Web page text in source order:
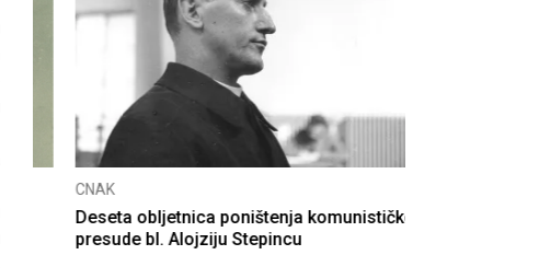
Deseta obljetnica poništenja komunističke
presude bl. Alojziju Stepincu